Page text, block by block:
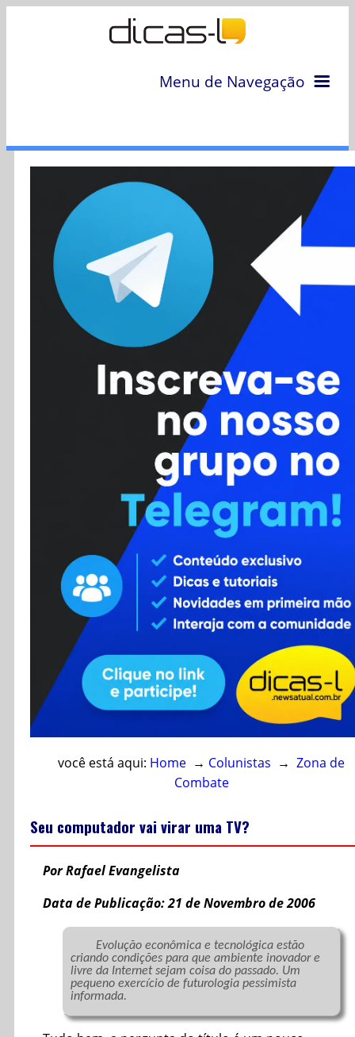
Menu de Navegação
Colunas
Colaboradores
Cursos
Enviar Dica
Contato
RSS
você está aqui: Home → Colunistas → Zona de
Combate
Seu computador vai virar uma TV?
Por Rafael Evangelista
Data de Publicação: 21 de Novembro de 2006
Evolução econômica e tecnológica estão
criando condições para que ambiente inovador e
livre da Internet sejam coisa do passado. Um
pequeno exercício de futurologia pessimista
informada.